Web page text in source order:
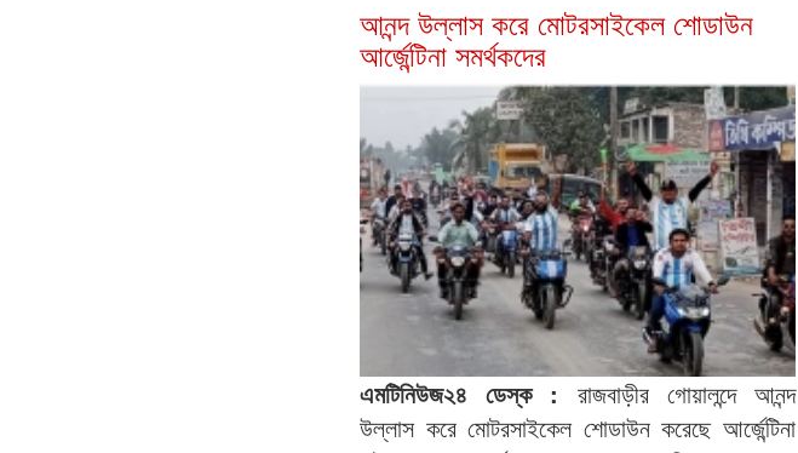
আনন্দ উল্লাস করে মোটরসাইকেল শোডাউন
আর্জেন্টিনা সমর্থকদের
এমটিনিউজ২৪ ডেস্ক : রাজবাড়ীর গোয়ালন্দে আনন্দ
উল্লাস করে মোটরসাইকেল শোডাউন করেছে আর্জেন্টিনা